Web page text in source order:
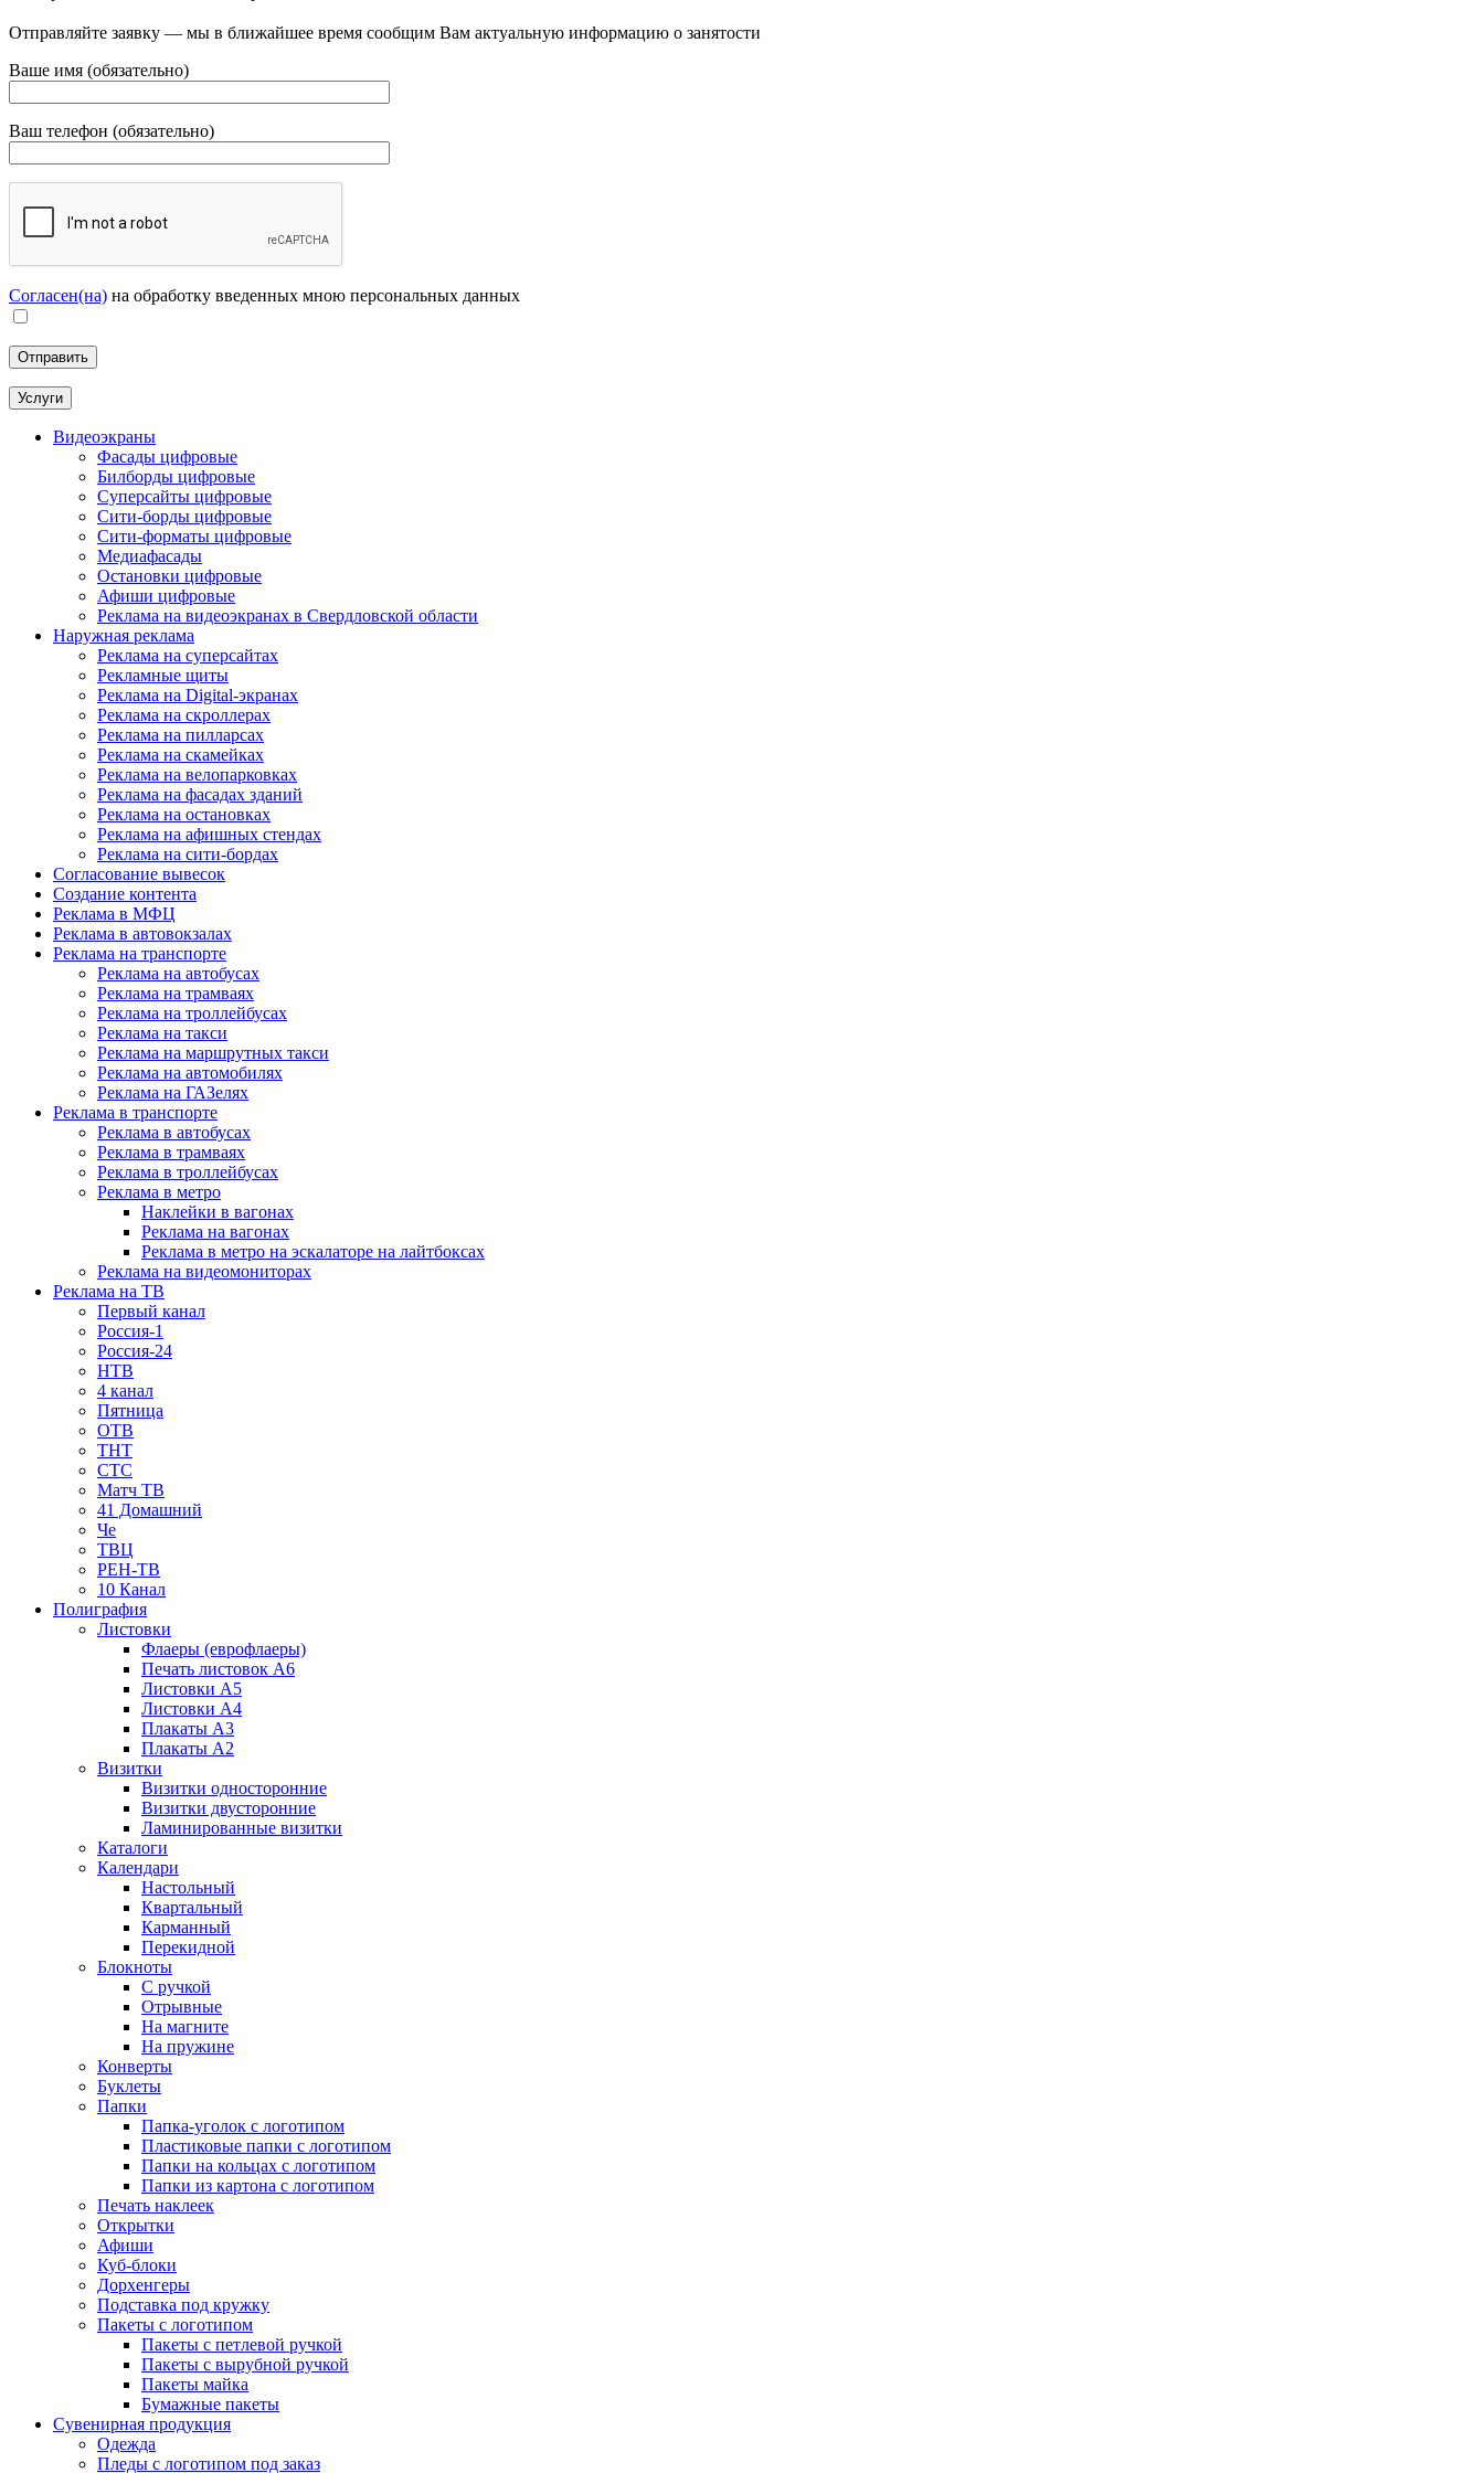
Отправляйте заявку — мы в ближайшее время сообщим Вам актуальную информацию о занятости
Ваше имя (обязательно)
Ваш телефон (обязательно)
Согласен(на) на обработку введенных мною персональных данных
Услуги
Видеоэкраны
Фасады цифровые
Билборды цифровые
Суперсайты цифровые
Сити-борды цифровые
Сити-форматы цифровые
Медиафасады
Остановки цифровые
Афиши цифровые
Реклама на видеоэкранах в Свердловской области
Наружная реклама
Реклама на суперсайтах
Рекламные щиты
Реклама на Digital-экранах
Реклама на скроллерах
Реклама на пилларсах
Реклама на скамейках
Реклама на велопарковках
Реклама на фасадах зданий
Реклама на остановках
Реклама на афишных стендах
Реклама на сити-бордах
Согласование вывесок
Создание контента
Реклама в МФЦ
Реклама в автовокзалах
Реклама на транспорте
Реклама на автобусах
Реклама на трамваях
Реклама на троллейбусах
Реклама на такси
Реклама на маршрутных такси
Реклама на автомобилях
Реклама на ГАЗелях
Реклама в транспорте
Реклама в автобусах
Реклама в трамваях
Реклама в троллейбусах
Реклама в метро
Наклейки в вагонах
Реклама на вагонах
Реклама в метро на эскалаторе на лайтбоксах
Реклама на видеомониторах
Реклама на ТВ
Первый канал
Россия-1
Россия-24
НТВ
4 канал
Пятница
ОТВ
ТНТ
СТС
Матч ТВ
41 Домашний
Че
ТВЦ
РЕН-ТВ
10 Канал
Полиграфия
Листовки
Флаеры (еврофлаеры)
Печать листовок А6
Листовки А5
Листовки А4
Плакаты А3
Плакаты А2
Визитки
Визитки односторонние
Визитки двусторонние
Ламинированные визитки
Каталоги
Календари
Настольный
Квартальный
Карманный
Перекидной
Блокноты
С ручкой
Отрывные
На магните
На пружине
Конверты
Буклеты
Папки
Папка-уголок с логотипом
Пластиковые папки с логотипом
Папки на кольцах с логотипом
Папки из картона с логотипом
Печать наклеек
Открытки
Афиши
Куб-блоки
Дорхенгеры
Подставка под кружку
Пакеты с логотипом
Пакеты с петлевой ручкой
Пакеты с вырубной ручкой
Пакеты майка
Бумажные пакеты
Сувенирная продукция
Одежда
Пледы с логотипом под заказ